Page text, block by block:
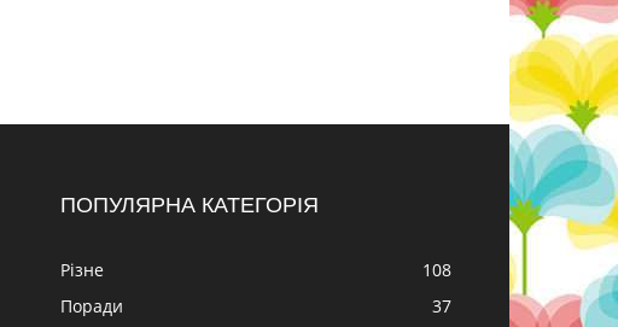
ПОПУЛЯРНА КАТЕГОРІЯ
Різне
108
Поради
37